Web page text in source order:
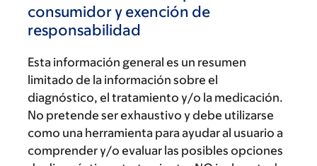
consumidor y exención de
responsabilidad
Esta información general es un resumen
limitado de la información sobre el
diagnóstico, el tratamiento y/o la medicación.
No pretende ser exhaustivo y debe utilizarse
como una herramienta para ayudar al usuario a
comprender y/o evaluar las posibles opciones